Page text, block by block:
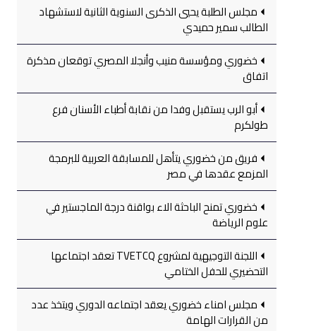
مجلس الطلبة يحيي الذكرى السنوية الثانية لاستشهاد
الطالب سمير حميدي
خضوري ومؤسسة منيب وأنجلا المصري توقعان مذكرة
اتفاق
أبو الرب يستقبل وفدا من نقابة أطباء الأسنان فرع
طولكرم
فريق من خضوري يتأهل للمسابقة العربية للبرمجة
المزمع عقدها في مصر
خضوري تمنح الباحثة الاء بواقنة درجة الماجستير في
علوم الرياضة
اللجنة التوجيهية لمشروع TVETCQ تعقد اجتماعها
التحضيري للحفل الختامي
مجلس امناء خضوري يعقد اجتماعه الدوري ويتخذ عدد
من القرارات الهامة